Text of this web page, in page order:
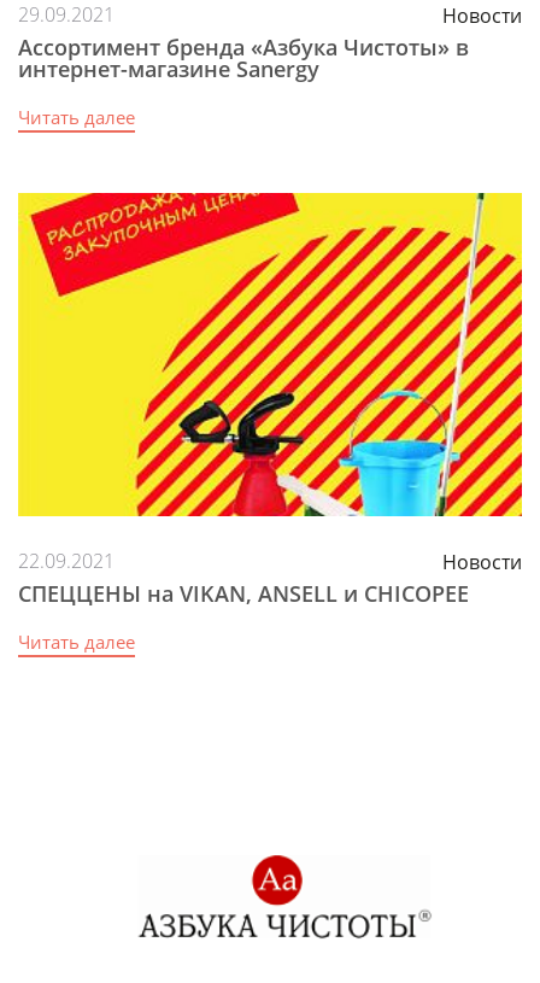
29.09.2021 Новости
Ассортимент бренда «Азбука Чистоты» в
интернет-магазине Sanergy
Читать далее
22.09.2021 Новости
СПЕЦЦЕНЫ на VIKAN, ANSELL и CHICOPEE
Читать далее